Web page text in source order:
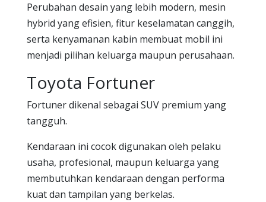
Perubahan desain yang lebih modern, mesin
hybrid yang efisien, fitur keselamatan canggih,
serta kenyamanan kabin membuat mobil ini
menjadi pilihan keluarga maupun perusahaan.
Toyota Fortuner
Fortuner dikenal sebagai SUV premium yang
tangguh.
Kendaraan ini cocok digunakan oleh pelaku
usaha, profesional, maupun keluarga yang
membutuhkan kendaraan dengan performa
kuat dan tampilan yang berkelas.